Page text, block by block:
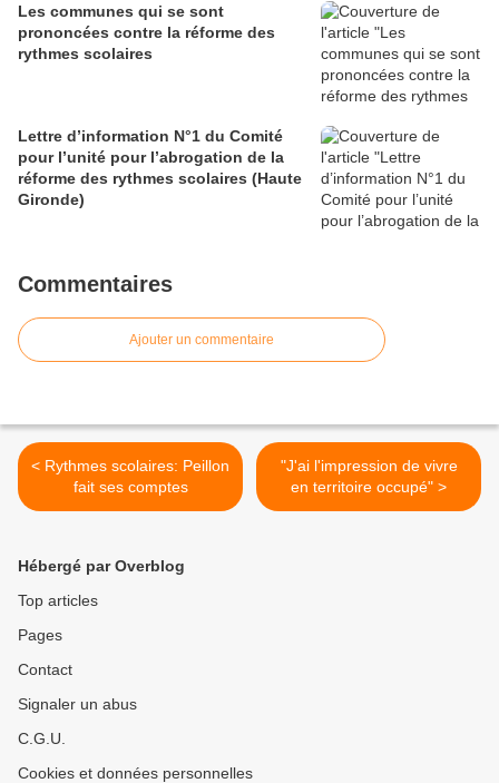
Les communes qui se sont
prononcées contre la réforme des
rythmes scolaires
Lettre d’information N°1 du Comité
pour l’unité pour l’abrogation de la
réforme des rythmes scolaires (Haute
Gironde)
Commentaires
Ajouter un commentaire
< Rythmes scolaires: Peillon
fait ses comptes
"J'ai l'impression de vivre
en territoire occupé" >
Hébergé par Overblog
Top articles
Pages
Contact
Signaler un abus
C.G.U.
Cookies et données personnelles